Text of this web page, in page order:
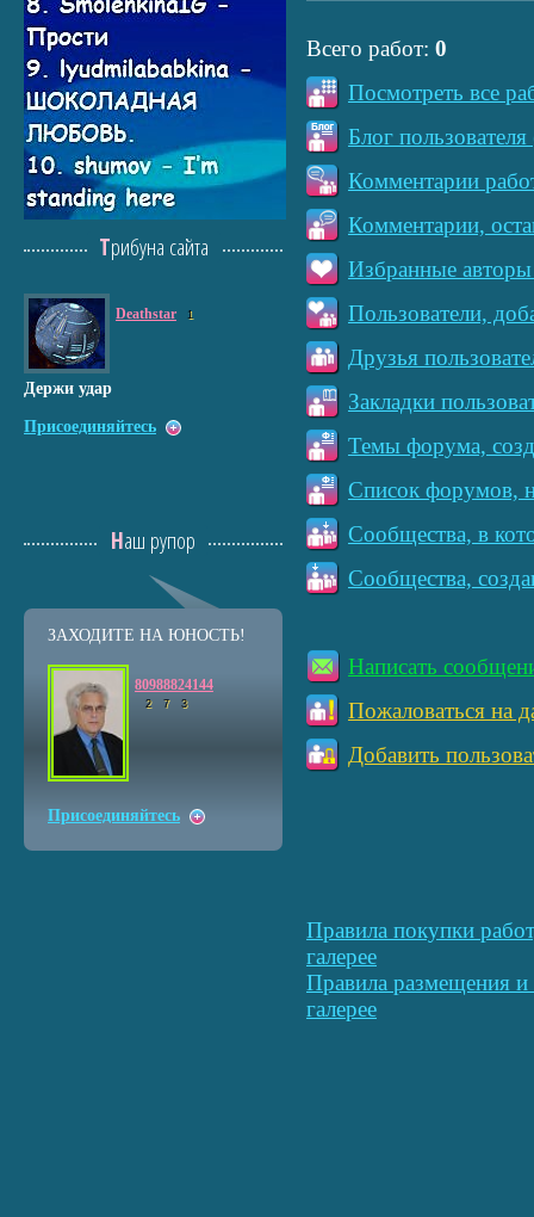
Всего работ: 0
Посмотреть все
Блог
Комментарии
Комментарии,
Избранные авторы
Пользователи,
Друзья
Закладки
Темы форума,
Список форумов,
Сообщества, в
Сообщества,
Написать
Пожаловаться на
Добавить
Правила покупки
галерее
Правила размещения
галерее
Трибуна сайта
Deathstar 1
Держи удар
Присоединяйтесь
Наш рупор
ЗАХОДИТЕ НА ЮНОСТЬ!
80988824144
2 7 3
Присоединяйтесь